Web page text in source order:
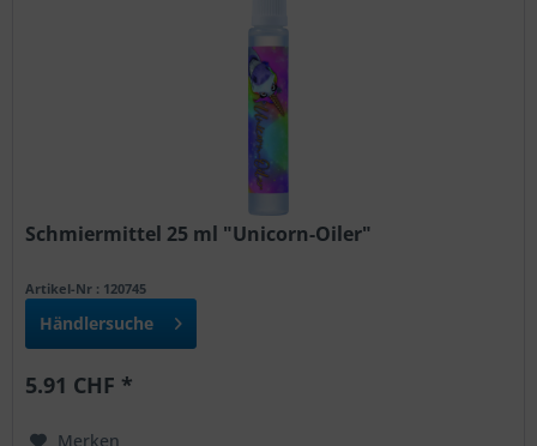
Schmiermittel 25 ml "Unicorn-Oiler"
Artikel-Nr : 120745
Händlersuche
5.91 CHF *
Merken